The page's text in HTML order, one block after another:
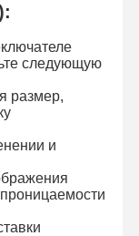
следующую
размер,
и